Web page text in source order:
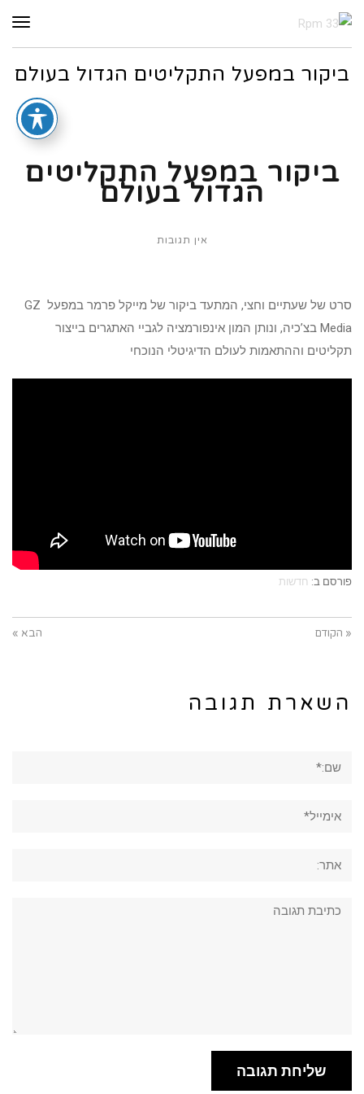
ביקור במפעל התקליטים הגדול בעולם
ביקור במפעל התקליטים
הגדול בעולם
אין תגובות
סרט של שעתיים וחצי, המתעד ביקור של מייקל פרמר במפעל GZ
Media בצ’כיה, ונותן המון אינפורמציה לגביי האתגרים בייצור
תקליטים וההתאמות לעולם הדיגיטלי הנוכחי
פורסם ב: חדשות
« הקודם הבא »
השארת תגובה